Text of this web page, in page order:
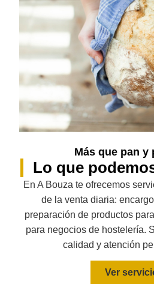
Más que pan y
Lo que
En A Bouza te ofrecemos
de la venta diaria:
preparación de productos
para negocios de hostelería.
calidad y atención
Ver